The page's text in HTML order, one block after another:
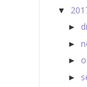
▼
►
►
►
►